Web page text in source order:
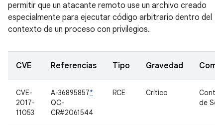
permitir que un atacante remoto use un archivo creado
especialmente para ejecutar código arbitrario dentro del
contexto de un proceso con privilegios.
CVE Referencias Tipo Gravedad
CVE-
2017-
11053
A-36895857*
QC-
CR#2061544
RCE Crítico
de SoC